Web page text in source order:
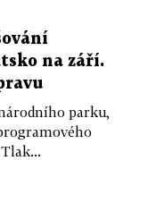
na září.
parku,